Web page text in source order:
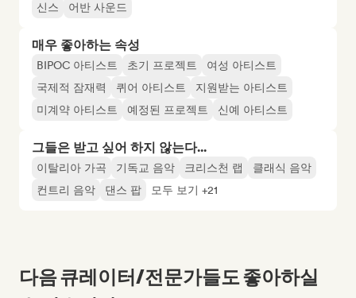
신스
어반 사운드
매우 좋아하는 속성
BIPOC 아티스트 초기 프로젝트
여성 아티스트
국제적 잠재력
퀴어 아티스트
지원받는 아티스트
미계약 아티스트
예정된 프로젝트 신예 아티스트
그들은 받고 싶어 하지 않는다...
이탈리아 가곡 기독교 음악 크리스천 랩
클래식 음악
컨트리 음악
댄스 팝 모두 보기 +21
다음 큐레이터/전문가들도 좋아하실